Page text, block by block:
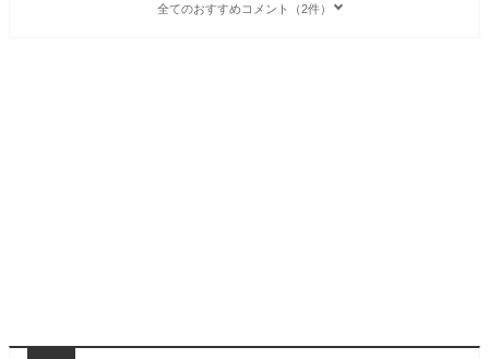
全てのおすすめコメント（2件）